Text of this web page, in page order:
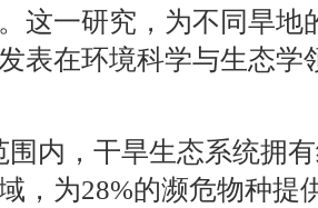
这一研究，为不同旱地
表在环境科学与生态学
，干旱生态系统拥有
，为28%的濒危物种提